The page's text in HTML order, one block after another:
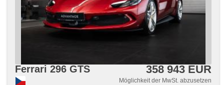
Ferrari 296 GTS 358 943 EUR
Möglichkeit der MwSt. abzusetzen